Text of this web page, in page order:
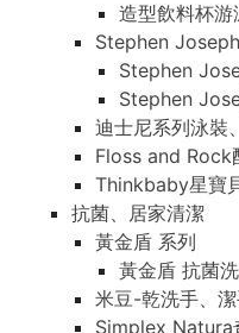
造型飲料杯游
Stephen
Stephen
Stephen
迪士尼系列泳裝
Floss and Rock
Thinkbaby星寶
抗菌、居家清潔
黃金盾 系列
黃金盾 抗菌
米豆-乾洗手、
Simplex Natura